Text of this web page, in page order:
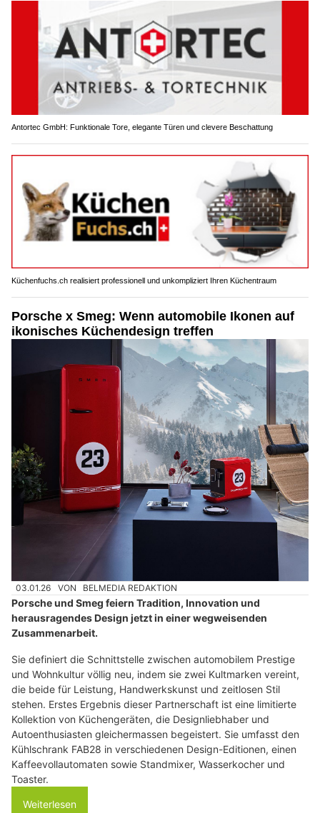
Antortec GmbH: Funktionale Tore, elegante Türen und clevere Beschattung
Küchenfuchs.ch realisiert professionell und unkompliziert Ihren Küchentraum
Porsche x Smeg: Wenn automobile Ikonen auf
ikonisches Küchendesign treffen
03.01.26 VON BELMEDIA REDAKTION
Porsche und Smeg feiern Tradition, Innovation und
herausragendes Design jetzt in einer wegweisenden
Zusammenarbeit.
Sie definiert die Schnittstelle zwischen automobilem Prestige
und Wohnkultur völlig neu, indem sie zwei Kultmarken vereint,
die beide für Leistung, Handwerkskunst und zeitlosen Stil
stehen. Erstes Ergebnis dieser Partnerschaft ist eine limitierte
Kollektion von Küchengeräten, die Designliebhaber und
Autoenthusiasten gleichermassen begeistert. Sie umfasst den
Kühlschrank FAB28 in verschiedenen Design-Editionen, einen
Kaffeevollautomaten sowie Standmixer, Wasserkocher und
Toaster.
Weiterlesen